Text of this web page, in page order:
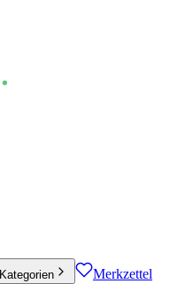
Kategorien Merkzettel